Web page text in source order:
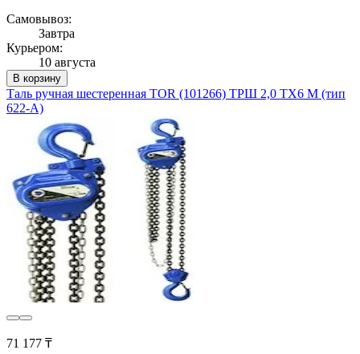
Самовывоз:
Завтра
Курьером:
10 августа
В корзину
Таль ручная шестеренная TOR (101266) ТРШ 2,0 ТХ6 М (тип
622-A)
71 177 ₸